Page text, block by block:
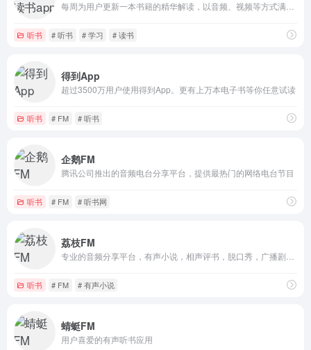
听书 # 听书 # 学习 # 读书
得到App
超过3500万用户使用得到App。更有上万本电子书等你任意试读
听书 # FM # 听书
企鹅FM
腾讯公司推出的音频电台分享平台，提供最热门的网络电台节目
听书 # FM # 听书网
荔枝FM
听书 # FM # 有声小说
蜻蜓FM
用户喜爱的有声听书应用